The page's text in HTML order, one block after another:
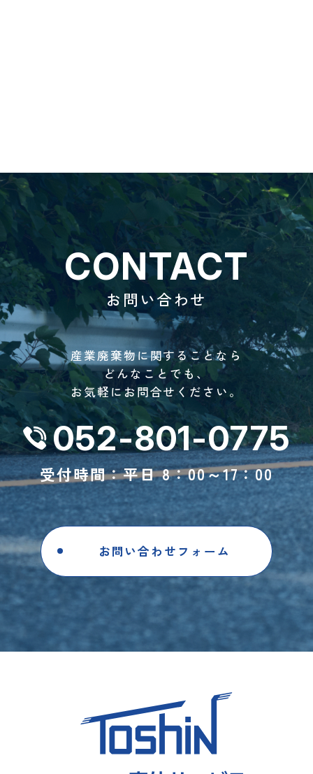
CONTACT
お問い合わせ
産業廃棄物に関することなら
どんなことでも、
お気軽にお問合せください。
052-801-0775
受付時間：平日 8：00～17：00
お問い合わせフォーム